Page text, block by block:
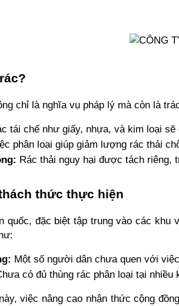
chỉ là nghĩa vụ pháp lý mà còn là
tái chế như giấy, nhựa, và kim loại
phân loại giúp giảm lượng rác thải
Rác thải nguy hại được tách riêng,
thức thực hiện
quốc, đặc biệt tập trung vào các
Một số người dân chưa quen với
có đủ thùng rác phân loại tại nhiều
việc nâng cao nhận thức cộng